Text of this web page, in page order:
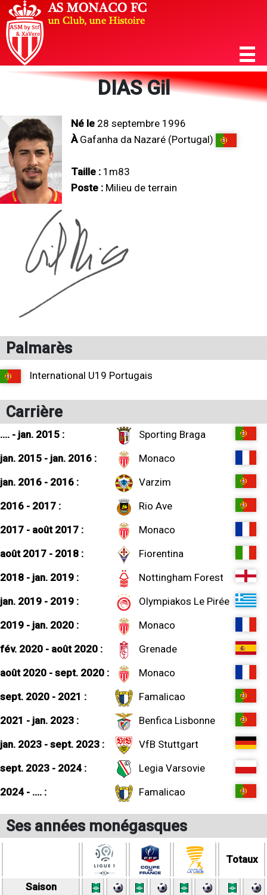
DIAS Gil
Né le 28 septembre 1996
ÀGafanha da Nazaré (Portugal)
Taille : 1m83
Poste : Milieu de terrain
Palmarès
International U19 Portugais
Carrière
.... - jan. 2015 :
Sporting Braga
jan. 2015 - jan. 2016 :
Monaco
jan. 2016 - 2016 :
Varzim
2016 - 2017 :
Rio Ave
2017 - août 2017 :
Monaco
août 2017 - 2018 :
Fiorentina
2018 - jan. 2019 :
Nottingham Forest
jan. 2019 - 2019 :
Olympiakos Le Pirée
2019 - jan. 2020 :
Monaco
fév. 2020 - août 2020 :
Grenade
août 2020 - sept. 2020 :
Monaco
sept. 2020 - 2021 :
Famalicao
2021 - jan. 2023 :
Benfica Lisbonne
jan. 2023 - sept. 2023 :
VfB Stuttgart
sept. 2023 - 2024 :
Legia Varsovie
2024 - .... :
Famalicao
Ses années monégasques
Totaux
Saison